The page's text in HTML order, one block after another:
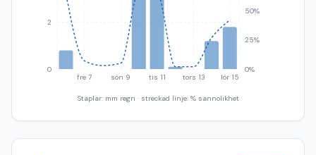
fre 7 sön 9 tis 11 tors 13 lör 15
0
2
0%
25%
50%
Staplar: mm regn · streckad linje: % sannolikhet